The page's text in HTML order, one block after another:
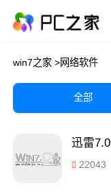
win7之家 >网络软件
全部
迅雷
22043